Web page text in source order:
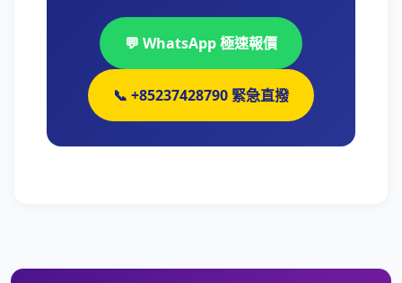
💬 WhatsApp 極速報價
📞 +85237428790 緊急直撥